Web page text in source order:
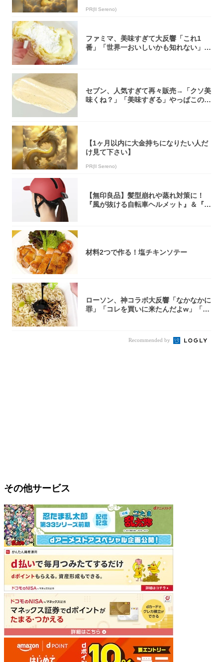
PR(Il Sereno)
ファミマ、美味すぎて大反響「これ1
番」「世界一おいしいかも知れない」
セブン、人気すぎて再々販売→「クソ美
味くね？」「美味すぎる」やっぱこのク
【1ヶ月以内に大金持ちになりたい人だ
け見て下さい】
PR(Il Sereno)
【無印良品】髪型崩れや蒸れ対策に！
『風が抜ける自転車ヘルメット』＆『2
材料2つで作る！塩チキンソテー
ローソン、神コラボ大反響「なかなかに
罪」「コレを買いに来たんだよw」「３
Recommended by
その他サービス